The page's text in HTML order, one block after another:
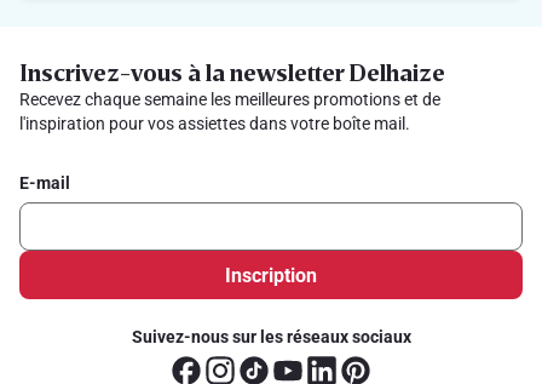
Inscrivez-vous à la newsletter Delhaize
Recevez chaque semaine les meilleures promotions et de
l'inspiration pour vos assiettes dans votre boîte mail.
E-mail
Inscription
Suivez-nous sur les réseaux sociaux